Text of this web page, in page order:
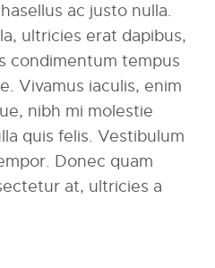
ac justo nulla.
ultricies erat dapibus,
condimentum tempus
Vivamus iaculis, enim
nibh mi molestie
quis felis. Vestibulum
Donec quam
at, ultricies a